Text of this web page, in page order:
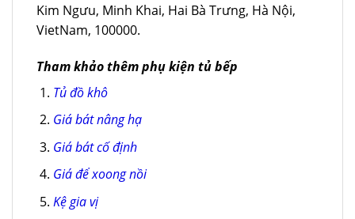
Kim Ngưu, Minh Khai, Hai Bà Trưng, Hà Nội,
VietNam, 100000.
Tham khảo thêm phụ kiện tủ bếp
Tủ đồ khô
Giá bát nâng hạ
Giá bát cố định
Giá để xoong nồi
Kệ gia vị